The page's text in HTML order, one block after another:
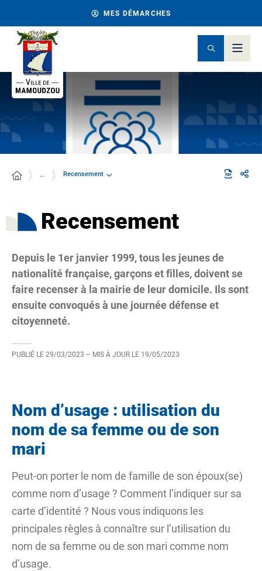
MES DÉMARCHES
… Recensement
Recensement
Depuis le 1er janvier 1999, tous les jeunes de
nationalité française, garçons et filles, doivent se
faire recenser à la mairie de leur domicile. Ils sont
ensuite convoqués à une journée défense et
citoyenneté.
PUBLIÉ LE 29/03/2023 – MIS À JOUR LE 19/05/2023
Nom d’usage : utilisation du
nom de sa femme ou de son
mari
Peut-on porter le nom de famille de son époux(se)
comme nom d’usage ? Comment l’indiquer sur sa
carte d’identité ? Nous vous indiquons les
principales règles à connaître sur l’utilisation du
nom de sa femme ou de son mari comme nom
d’usage.